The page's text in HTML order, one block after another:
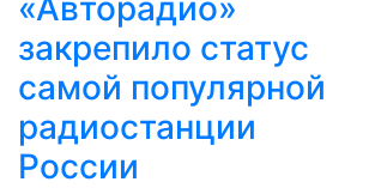
«Авторадио»
закрепило статус
самой популярной
радиостанции
России